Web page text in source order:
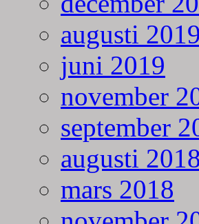
augusti 2019
juni 2019
november
september
augusti 2018
mars 2018